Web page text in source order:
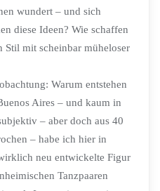
wundert – und sich
diese Ideen? Wie schaffen
Stil mit scheinbar müheloser
Warum entstehen
Aires – und kaum in
– aber doch aus 40
– habe ich hier in
neu entwickelte Figur
Tanzpaaren